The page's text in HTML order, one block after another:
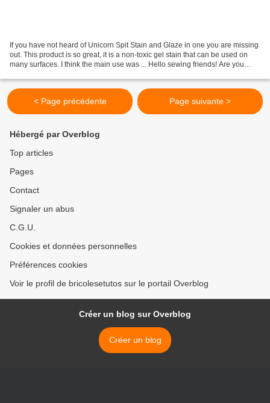
If you have not heard of Unicorn Spit Stain and Glaze in one you are missing
out. This product is so great, it is a non-toxic gel stain that can be used on
many surfaces. I think the main use was ... Hello sewing friends! Are you
< Page précédente Page suivante >
Hébergé par Overblog
Top articles
Pages
Contact
Signaler un abus
C.G.U.
Cookies et données personnelles
Préférences cookies
Voir le profil de bricolesetutos sur le portail Overblog
Créer un blog sur Overblog
Créer un blog